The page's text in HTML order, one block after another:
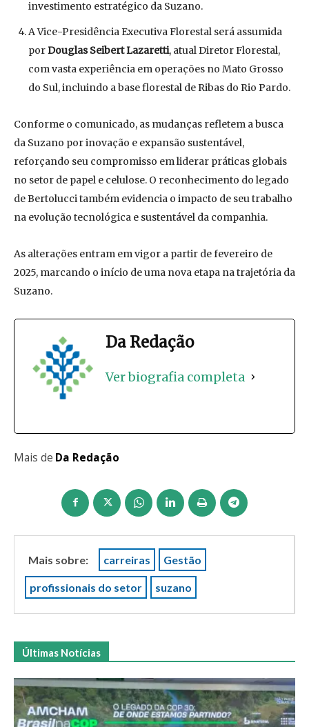
investimento estratégico da Suzano.
A Vice-Presidência Executiva Florestal será assumida
porDouglas Seibert Lazaretti, atual Diretor Florestal,
com vasta experiência em operações no Mato Grosso
do Sul, incluindo a base florestal de Ribas do Rio Pardo.
Conforme o comunicado, as mudanças refletem a busca
da Suzano por inovação e expansão sustentável,
reforçando seu compromisso em liderar práticas globais
no setor de papel e celulose. O reconhecimento do legado
de Bertolucci também evidencia o impacto de seu trabalho
na evolução tecnológica e sustentável da companhia.
As alterações entram em vigor a partir de fevereiro de
2025, marcando o início de uma nova etapa na trajetória da
Suzano.
Da Redação
Ver biografia completa
Mais de Da Redação
Mais sobre: carreiras Gestão
profissionais do setor suzano
Últimas Notícias